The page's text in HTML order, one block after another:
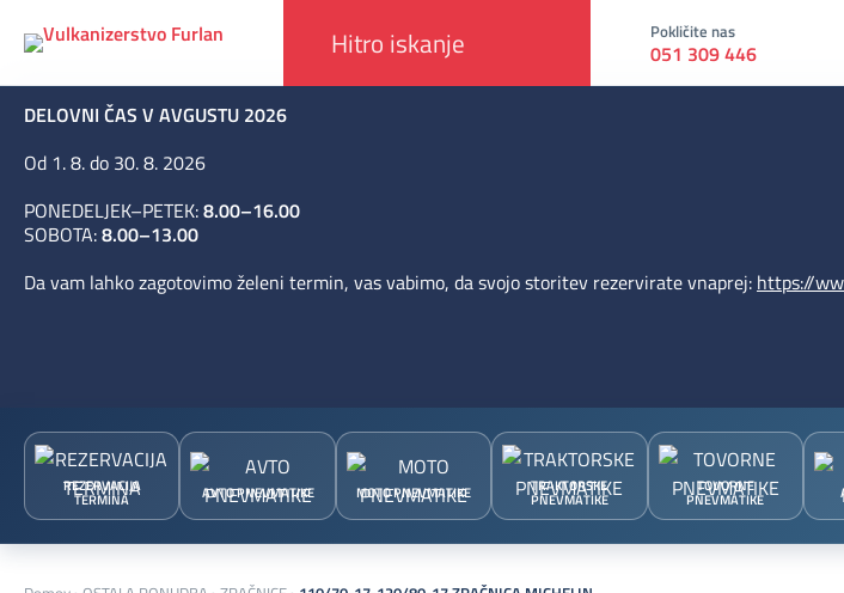
Pokličite nas
051 309 446
DELOVNI ČAS V AVGUSTU 2026
Od 1. 8. do 30. 8. 2026
PONEDELJEK–PETEK:8.00–16.00
SOBOTA:8.00–13.00
Da vam lahko zagotovimo želeni termin, vas vabimo, da svojo storitev rezervirate vnaprej: https://
REZERVACIJA
TERMINA AVTO PNEVMATIKE MOTO PNEVMATIKE TRAKTORSKE
PNEVMATIKE
TOVORNE
PNEVMATIKE